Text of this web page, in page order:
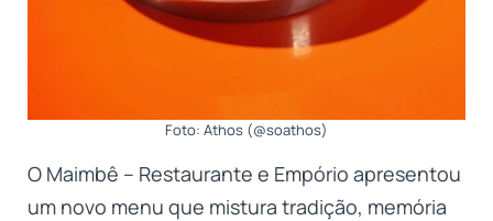
Foto: Athos (@soathos)
O Maimbê – Restaurante e Empório apresentou
um novo menu que mistura tradição, memória